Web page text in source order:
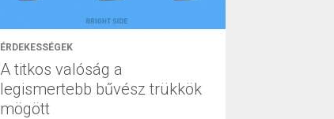
ÉRDEKESSÉGEK
A titkos valóság a
legismertebb bűvész trükkök
mögött